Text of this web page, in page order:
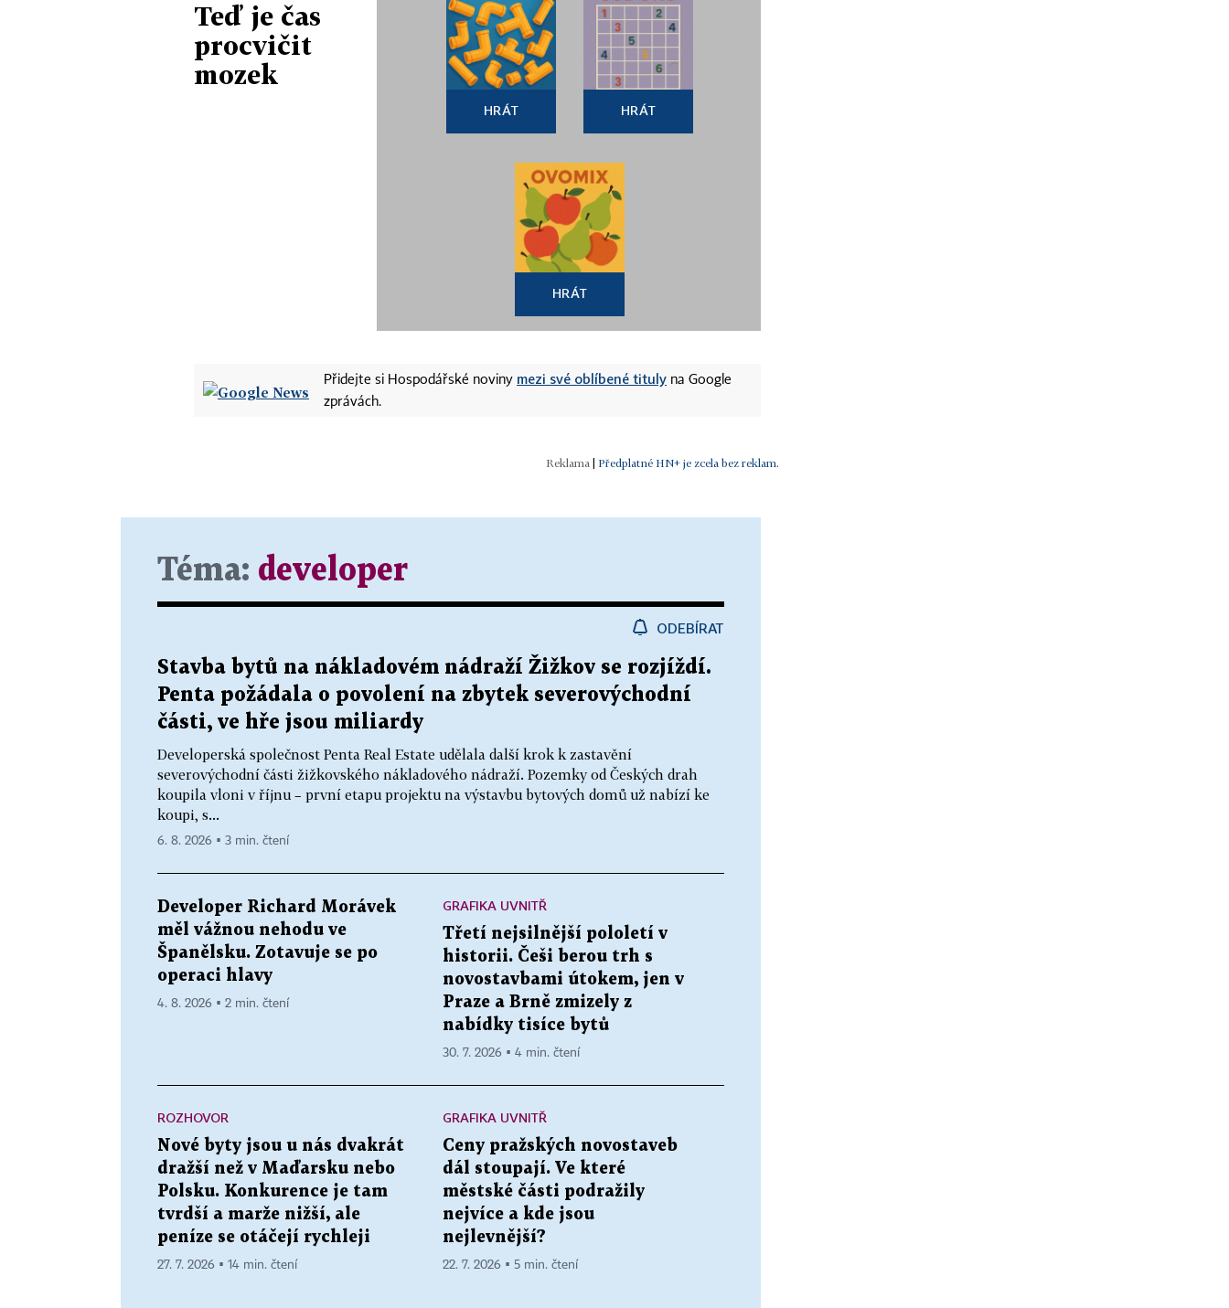
Teď je čas
procvičit
mozek
HRÁT HRÁT
HRÁT
Přidejte si Hospodářské noviny mezi své oblíbené tituly na Google
zprávách.
Předplatné HN+ je zcela bez reklam.
Téma: developer
ODEBÍRAT
Stavba bytů na nákladovém nádraží Žižkov se rozjíždí.
Penta požádala o povolení na zbytek severovýchodní
části, ve hře jsou miliardy
Developerská společnost Penta Real Estate udělala další krok k zastavění
severovýchodní části žižkovského nákladového nádraží. Pozemky od Českých drah
koupila vloni v říjnu – první etapu projektu na výstavbu bytových domů už nabízí ke
koupi, s...
6. 8. 2026 ▪ 3 min. čtení
Developer Richard Morávek
měl vážnou nehodu ve
Španělsku. Zotavuje se po
operaci hlavy
4. 8. 2026 ▪ 2 min. čtení
GRAFIKA UVNITŘ
Třetí nejsilnější pololetí v
historii. Češi berou trh s
novostavbami útokem, jen v
Praze a Brně zmizely z
nabídky tisíce bytů
30. 7. 2026 ▪ 4 min. čtení
ROZHOVOR
Nové byty jsou u nás dvakrát
dražší než v Maďarsku nebo
Polsku. Konkurence je tam
tvrdší a marže nižší, ale
peníze se otáčejí rychleji
27. 7. 2026 ▪ 14 min. čtení
GRAFIKA UVNITŘ
Ceny pražských novostaveb
dál stoupají. Ve které
městské části podražily
nejvíce a kde jsou
nejlevnější?
22. 7. 2026 ▪ 5 min. čtení